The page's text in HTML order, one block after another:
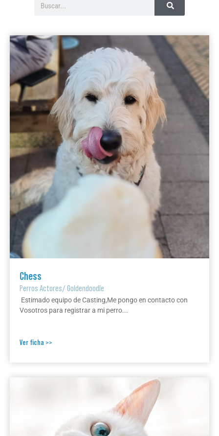
Chess
Perros Actores/Goldendoodle
Estimado equipo de Casting,Me pongo en contacto con
Vosotros para registrar a mi perro...
Ver ficha >>